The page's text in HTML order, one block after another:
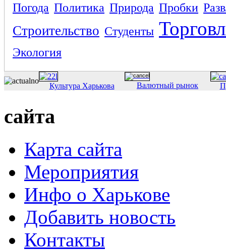
Погода Политика Природа Пробки
Строительство Студенты
Экология
Культура Харькова Валютный рынок
сайта
Карта сайта
Мероприятия
Инфо о Харькове
Добавить новость
Контакты